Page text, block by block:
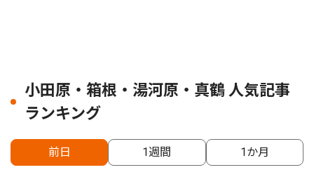
小田原・箱根・湯河原・真鶴 人気記事
ランキング
前日 1週間 1か月